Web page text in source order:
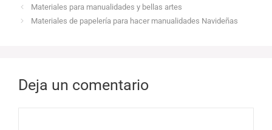
Materiales para manualidades y bellas artes
Materiales de papelería para hacer manualidades Navideñas
Deja un comentario